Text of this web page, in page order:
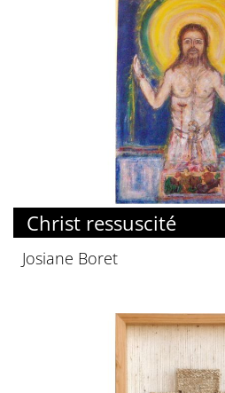
Christ ressuscité
Josiane Boret